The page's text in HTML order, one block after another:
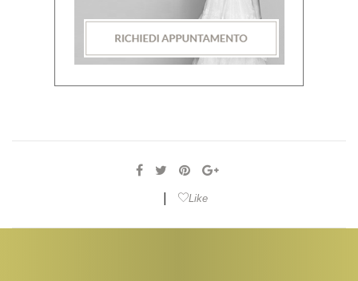
Like